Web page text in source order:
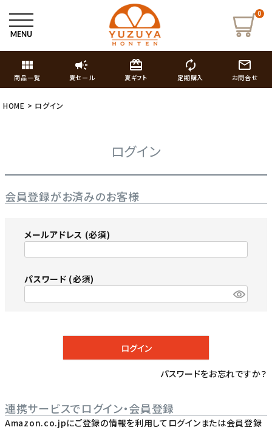
0
view_module
商品一覧
campaign
夏セール
card_giftcard
夏ギフト
autorenew
定期購入
mail_outline
お問合せ
HOME ログイン
ログイン
会員登録がお済みのお客様
メールアドレス (必須)
パスワード (必須)
ログイン
パスワードをお忘れですか？
連携サービスでログイン・会員登録
Amazon.co.jpにご登録の情報を利用してログインまたは会員登録